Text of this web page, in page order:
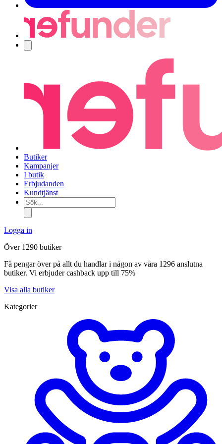
Butiker
Kampanjer
I butik
Erbjudanden
Kundtjänst
Sök...
Logga in
Över 1290 butiker
Få pengar över på allt du handlar i någon av våra 1296 anslutna
butiker. Vi erbjuder cashback upp till 75%
Visa alla butiker
Kategorier